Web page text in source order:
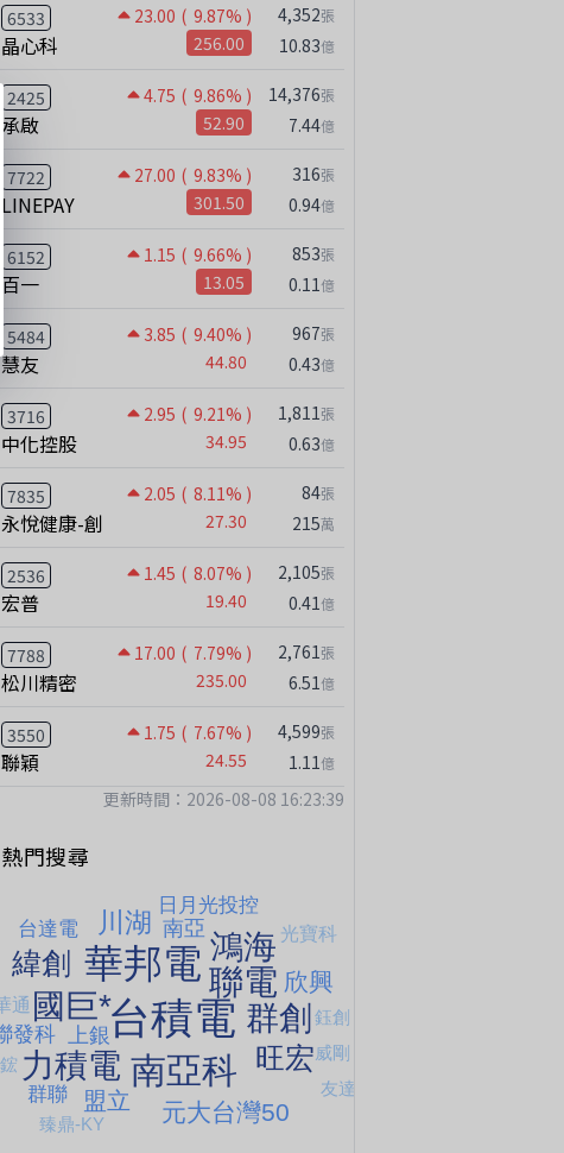
6533 23.00 ( 9.87% )
晶心科 256.00
4,352張
10.83億
2425 4.75 ( 9.86% )
承啟 52.90
14,376張
7.44億
7722 27.00 ( 9.83% )
LINEPAY 301.50
316張
0.94億
6152 1.15 ( 9.66% )
百一 13.05
853張
0.11億
5484 3.85 ( 9.40% )
慧友 44.80
967張
0.43億
3716 2.95 ( 9.21% )
中化控股 34.95
1,811張
0.63億
7835 2.05 ( 8.11% )
永悅健康-創 27.30
84張
215萬
2536 1.45 ( 8.07% )
宏普 19.40
2,105張
0.41億
7788 17.00 ( 7.79% )
松川精密 235.00
2,761張
6.51億
3550 1.75 ( 7.67% )
聯穎 24.55
4,599張
1.11億
更新時間：2026-08-08 16:23:39
熱門搜尋